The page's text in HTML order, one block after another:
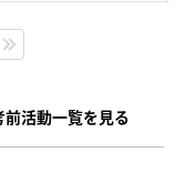
活動一覧を見る